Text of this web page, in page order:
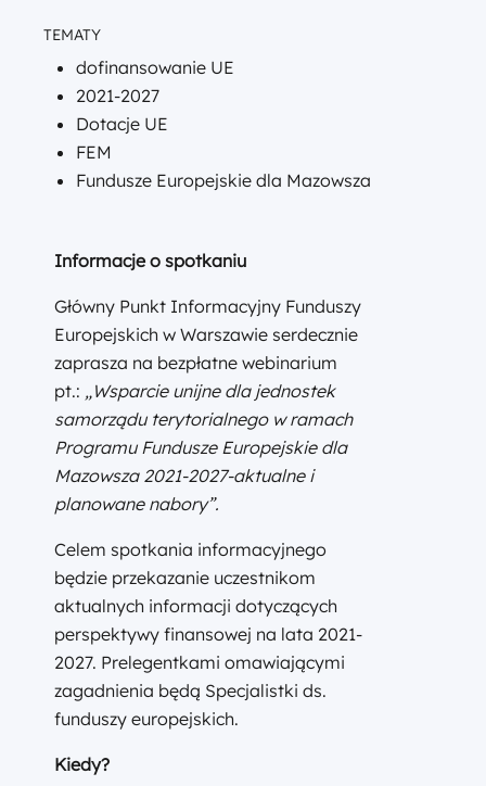
TEMATY
dofinansowanie UE
2021-2027
Dotacje UE
FEM
Fundusze Europejskie dla Mazowsza
Informacje o spotkaniu
Główny Punkt Informacyjny Funduszy
Europejskich w Warszawie serdecznie
zaprasza na bezpłatne webinarium
pt.: „Wsparcie unijne dla jednostek
samorządu terytorialnego w ramach
Programu Fundusze Europejskie dla
Mazowsza 2021-2027-aktualne i
planowane nabory”.
Celem spotkania informacyjnego
będzie przekazanie uczestnikom
aktualnych informacji dotyczących
perspektywy finansowej na lata 2021-
2027. Prelegentkami omawiającymi
zagadnienia będą Specjalistki ds.
funduszy europejskich.
Kiedy?